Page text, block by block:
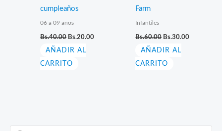
cumpleaños
06 a 09 años
Bs.40.00 El
original
Bs.40.00.
Bs.20.00
AÑADIR AL
CARRITO
Farm
Infantiles
Bs.60.00 El
original
Bs.60.00.
Bs.30.00
AÑADIR AL
CARRITO
B